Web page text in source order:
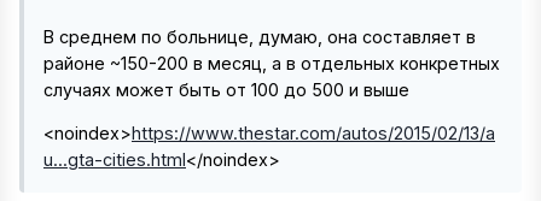
В среднем по больнице, думаю, она составляет в
районе ~150-200 в месяц, а в отдельных конкретных
случаях может быть от 100 до 500 и выше
<noindex>https://www.thestar.com/autos/2015/02/13/a
u...gta-cities.html</noindex>